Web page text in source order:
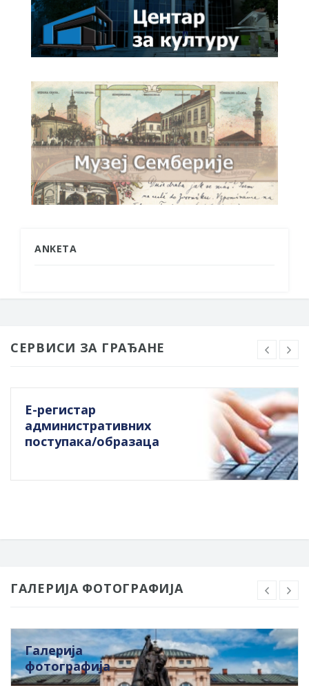
ANKETA
СЕРВИСИ ЗА ГРАЂАНЕ
Е-регистар
административних
поступака/образаца
ГАЛЕРИЈА ФОТОГРАФИЈА
Галерија
фотографија